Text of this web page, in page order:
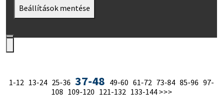
Beállítások mentése
1-12 13-24 25-36 37-48 49-60 61-72 73-84 85-96 97-
108 109-120 121-132 133-144 >>>